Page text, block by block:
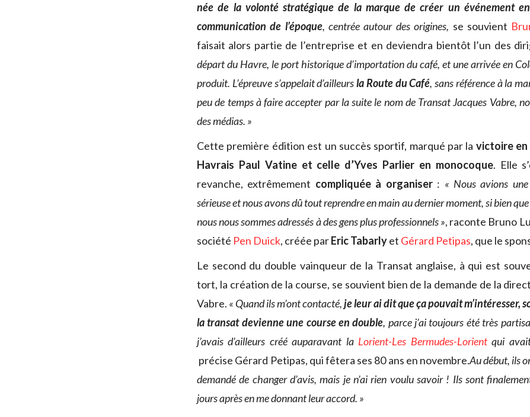
née de la volonté stratégique de la marque de créer un événement
communication de l’époque, centrée autour des origines, se souvient
faisait alors partie de l’entreprise et en deviendra bientôt l’un des
départ du Havre, le port historique d’importation du café, et une arrivée en
produit. L’épreuve s’appelait d’ailleursla Route du Café, sans référence à la
peu de temps à faire accepter par la suite le nom de Transat Jacques Vabre,
des médias. »
Cette première édition est un succès sportif, marqué par la victoire
Havrais Paul Vatine et celle d’Yves Parlier en monocoque. Elle
revanche, extrêmement compliquée à organiser: « Nous avions
sérieuse et nous avons dû tout reprendre en main au dernier moment, si bien
nous nous sommes adressés à des gens plus professionnels », raconte Bruno
société Pen Duick, créée parEric Tabarlyet Gérard Petipas, que le
Le second du double vainqueur de la Transat anglaise, à qui est
tort, la création de la course, se souvient bien de la demande de la
Vabre. « Quand ils m’ont contacté,je leur ai dit que ça pouvait m’intéresser,
la transat devienne une course en double, parce j’ai toujours été très
j’avais d’ailleurs créé auparavant la Lorient-Les Bermudes-Lorientqui
précise Gérard Petipas, qui fêtera ses 80 ans en novembre.Au début, ils
demandé de changer d’avis, mais je n’ai rien voulu savoir ! Ils sont
jours après en me donnant leur accord. »